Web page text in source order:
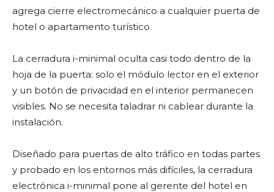
agrega cierre electromecánico a cualquier puerta de
hotel o apartamento turístico.
La cerradura i-minimal oculta casi todo dentro de la
hoja de la puerta: solo el módulo lector en el exterior
y un botón de privacidad en el interior permanecen
visibles. No se necesita taladrar ni cablear durante la
instalación.
Diseñado para puertas de alto tráfico en todas partes
y probado en los entornos más difíciles, la cerradura
electrónica i-minimal pone al gerente del hotel en